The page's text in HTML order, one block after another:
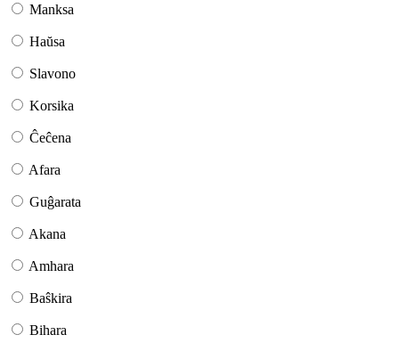
Manksa
Haŭsa
Slavono
Korsika
Ĉeĉena
Afara
Guĝarata
Akana
Amhara
Baŝkira
Bihara